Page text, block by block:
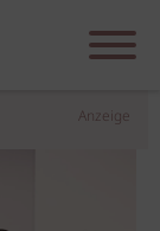
Anzeige